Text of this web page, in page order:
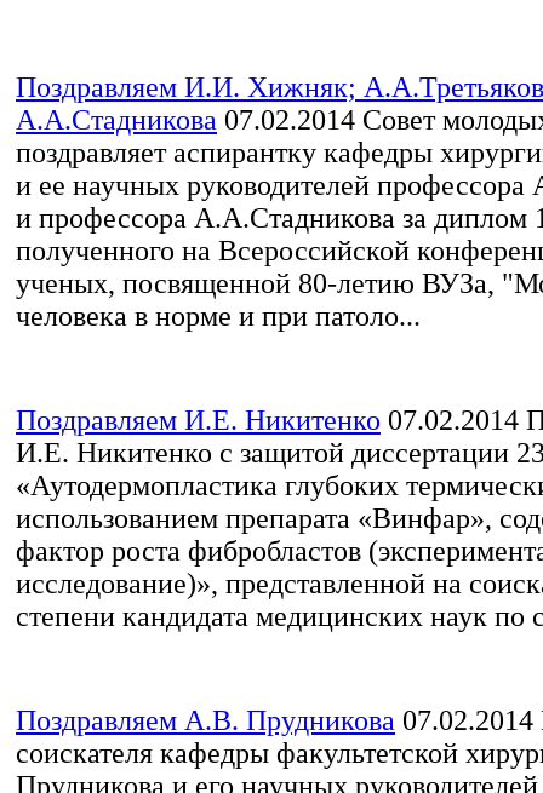
Поздравляем И.И. Хижняк;
А.А.Стадникова 07.02.2014 Совет
поздравляет аспирантку кафедры
и ее научных руководителей профессора
и профессора А.А.Стадникова за диплом
полученного на Всероссийской
ученых, посвященной 80-летию ВУЗа,
человека в норме и при патоло...
Поздравляем И.Е. Никитенко 07.02.2014
И.Е. Никитенко с защитой диссертации
«Аутодермопластика глубоких
использованием препарата «Винфар»,
фактор роста фибробластов
исследование)», представленной на
степени кандидата медицинских наук по
Поздравляем А.В. Прудникова 07.02.2014
соискателя кафедры факультетской
Прудникова и его научных